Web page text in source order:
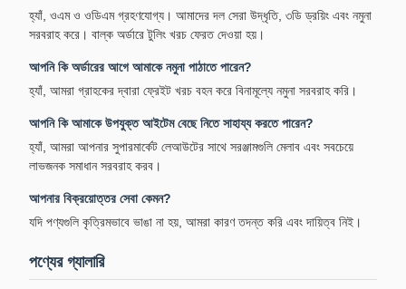
হ্যাঁ, ওএম ও ওডিএম গ্রহণযোগ্য। আমাদের দল সেরা উদ্ধৃতি, ৩ডি ড্রয়িং এবং নমুনা
সরবরাহ করে। বাল্ক অর্ডারে টুলিং খরচ ফেরত দেওয়া হয়।
আপনি কি অর্ডারের আগে আমাকে নমুনা পাঠাতে পারেন?
হ্যাঁ, আমরা গ্রাহকের দ্বারা ফ্রেইট খরচ বহন করে বিনামূল্যে নমুনা সরবরাহ করি।
আপনি কি আমাকে উপযুক্ত আইটেম বেছে নিতে সাহায্য করতে পারেন?
হ্যাঁ, আমরা আপনার সুপারমার্কেট লেআউটের সাথে সরঞ্জামগুলি মেলাব এবং সবচেয়ে
লাভজনক সমাধান সরবরাহ করব।
আপনার বিক্রয়োত্তর সেবা কেমন?
যদি পণ্যগুলি কৃত্রিমভাবে ভাঙা না হয়, আমরা কারণ তদন্ত করি এবং দায়িত্ব নিই।
পণ্যের গ্যালারি